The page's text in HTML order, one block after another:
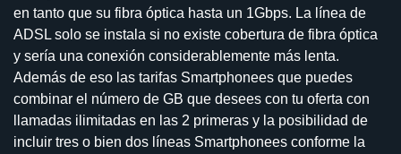
en tanto que su fibra óptica hasta un 1Gbps. La línea de
ADSL solo se instala si no existe cobertura de fibra óptica
y sería una conexión considerablemente más lenta.
Además de eso las tarifas Smartphonees que puedes
combinar el número de GB que desees con tu oferta con
llamadas ilimitadas en las 2 primeras y la posibilidad de
incluir tres o bien dos líneas Smartphonees conforme la